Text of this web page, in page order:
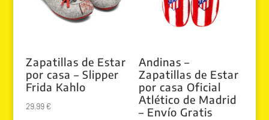
Zapatillas de Estar
por casa – Slipper
Frida Kahlo
29.99€
Andinas –
Zapatillas de Estar
por casa Oficial
Atlético de Madrid
– Envío Gratis